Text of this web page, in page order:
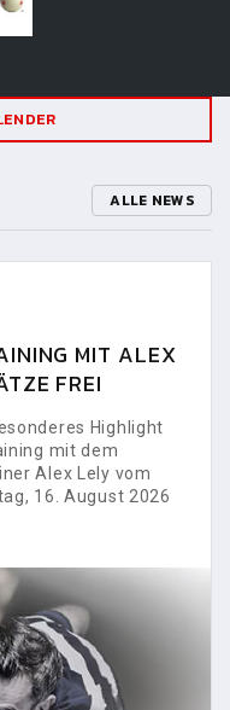
ALLE NEWS
MIT ALEX
FREI
Highlight
mit dem
Alex Lely vom
16. August 2026